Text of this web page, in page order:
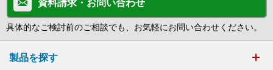
資料請求・お問い合わせ
具体的なご検討前のご相談でも、お気軽にお問い合わせください。
製品を探す